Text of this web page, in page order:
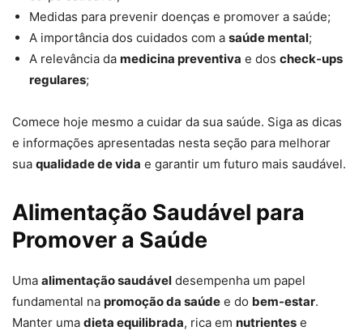
Medidas para prevenir doenças e promover a saúde;
A importância dos cuidados com a saúde mental;
A relevância da medicina preventiva e dos check-ups
regulares;
Comece hoje mesmo a cuidar da sua saúde. Siga as dicas
e informações apresentadas nesta seção para melhorar
sua qualidade de vida e garantir um futuro mais saudável.
Alimentação Saudável para
Promover a Saúde
Uma alimentação saudável desempenha um papel
fundamental na promoção da saúde e do bem-estar.
Manter uma dieta equilibrada, rica em nutrientes e